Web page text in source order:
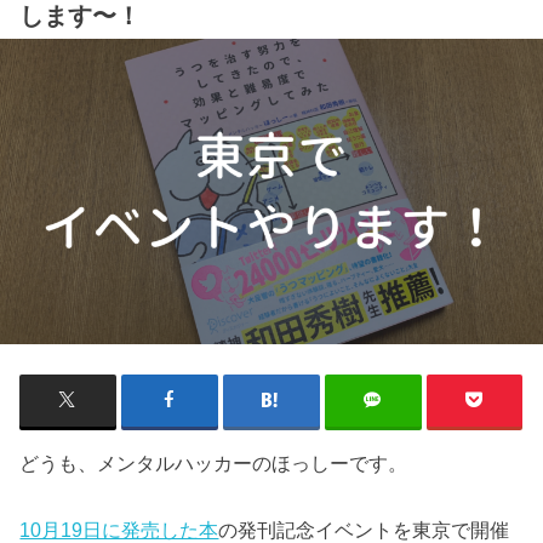
します〜！
どうも、メンタルハッカーのほっしーです。
10月19日に発売した本の発刊記念イベントを東京で開催